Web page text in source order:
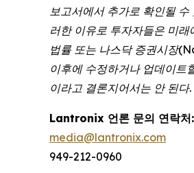
보고서에서 추가로 확인될
러한 이유로 투자자들은 미
법률 또는 나스닥 증권시장
이후에 수정하거나 업데이트
이라고 결론지어서는 안 된다.
Lantronix 언론 문의 연락처:
media@lantronix.com
949-212-0960